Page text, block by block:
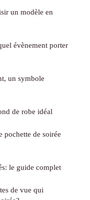
un modèle en
évènement porter
un symbole
de robe idéal
pochette de soirée
le guide complet
de vue qui